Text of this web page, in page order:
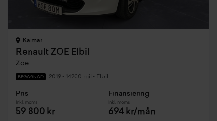
Kalmar
Renault ZOE Elbil
Zoe
BEGAGNAD 2019 • 14200 mil • Elbil
Pris
Inkl. moms
59 800 kr
Finansiering
Inkl. moms
694 kr/mån